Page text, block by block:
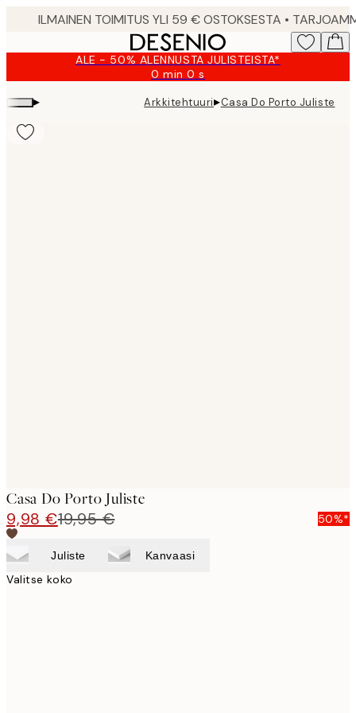
ALE - 50% ALENNUSTA JULISTEISTA*
0 min0 s
Voimassa
asti:
2026-
▸ Arkkitehtuuri▸Casa Do Porto Juliste
Casa Do Porto Juliste
9,98 €19,95 € 50%*
Juliste Kanvaasi
Valitse koko